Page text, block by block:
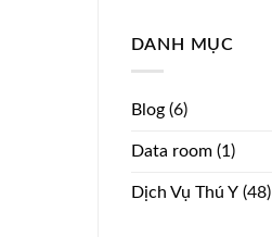
DANH MỤC
Blog(6)
Data room(1)
Dịch Vụ Thú Y(48)